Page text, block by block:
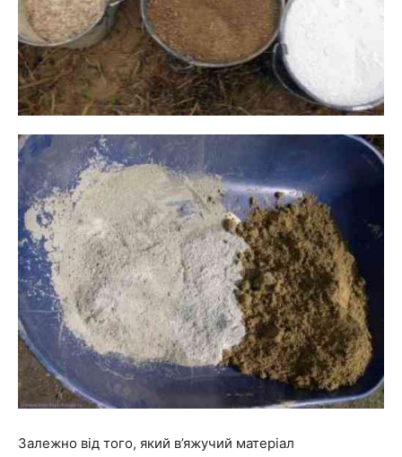
Залежно від того, який в’яжучий матеріал